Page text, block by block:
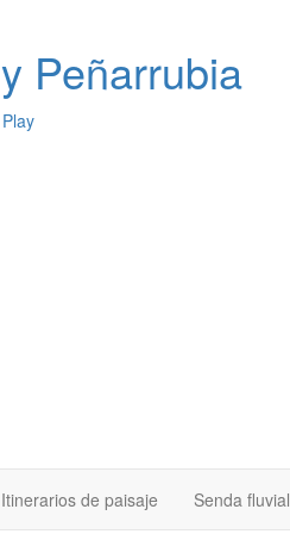
y Peñarrubia
Itinerarios de paisaje Senda fluvial